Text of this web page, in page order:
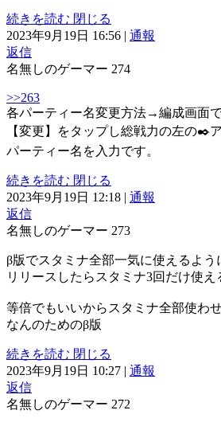
続きを読む 閉じる
2023年9月19日 16:56 | 通報
返信
名無しのゲーマー 274
>>263
各パーティー名変更方法→編成画面
【変更】をタップし総戦力の左の✒️
パーティー名を入力です。
続きを読む 閉じる
2023年9月19日 12:18 | 通報
返信
名無しのゲーマー 273
β版でスタミナ全部一気に使えるよう
リリースしたらスタミナ3回だけ使え
等倍でもいいからスタミナ全部使わ
なんのためのβ版
続きを読む 閉じる
2023年9月19日 10:27 | 通報
返信
名無しのゲーマー 272